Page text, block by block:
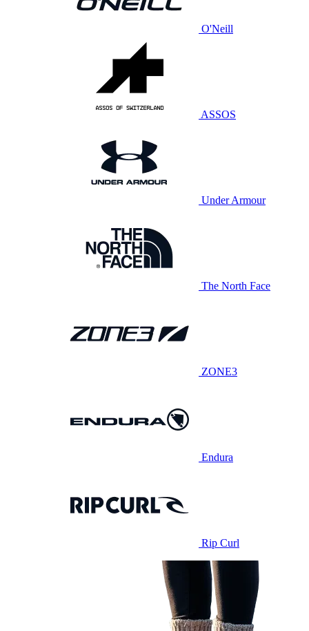
O'Neill
ASSOS
Under Armour
The North Face
ZONE3
Endura
Rip Curl